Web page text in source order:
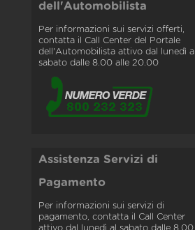
dell'Automobilista
Per informazioni sui servizi offerti,
contatta il Call Center del Portale
dell'Automobilista attivo dal lunedì al
sabato dalle 8.00 alle 20.00
Assistenza Servizi di
Pagamento
Per informazioni sui servizi di
pagamento, contatta il Call Center